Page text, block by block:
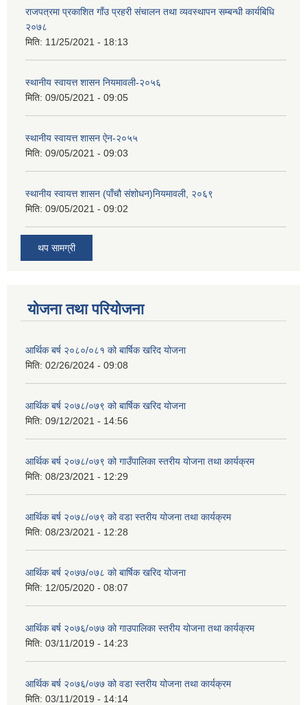
राजपत्रमा प्रकाशित गाँउ प्रहरी संचालन तथा व्यवस्थापन सम्बन्धी कार्यबिधि
२०७८
मिति: 11/25/2021 - 18:13
स्थानीय स्वायत्त शासन नियमावली-२०५६
मिति: 09/05/2021 - 09:05
स्थानीय स्वायत्त शासन ए‍ेन-२०५५
मिति: 09/05/2021 - 09:03
स्थानीय स्वायत्त शासन (पाँचौ संशोधन)नियमावली, २०६९
मिति: 09/05/2021 - 09:02
थप सामग्री
योजना तथा परियोजना
आर्थिक बर्ष २०८०/०८१ को बार्षिक खरिद योजना
मिति: 02/26/2024 - 09:08
आर्थिक बर्ष २०७८/०७९ को बार्षिक खरिद योजना
मिति: 09/12/2021 - 14:56
आर्थिक बर्ष २०७८/०७९ को गाउँपालिका स्तरीय योजना तथा कार्यक्रम
मिति: 08/23/2021 - 12:29
आर्थिक बर्ष २०७८/०७९ को वडा स्तरीय योजना तथा कार्यक्रम
मिति: 08/23/2021 - 12:28
आर्थिक बर्ष २०७७/०७८ को बार्षिक खरिद योजना
मिति: 12/05/2020 - 08:07
आर्थिक बर्ष २०७६/०७७ को गाउपालिका स्तरीय योजना तथा कार्यक्रम
मिति: 03/11/2019 - 14:23
आर्थिक बर्ष २०७६/०७७ को वडा स्तरीय योजना तथा कार्यक्रम
मिति: 03/11/2019 - 14:14